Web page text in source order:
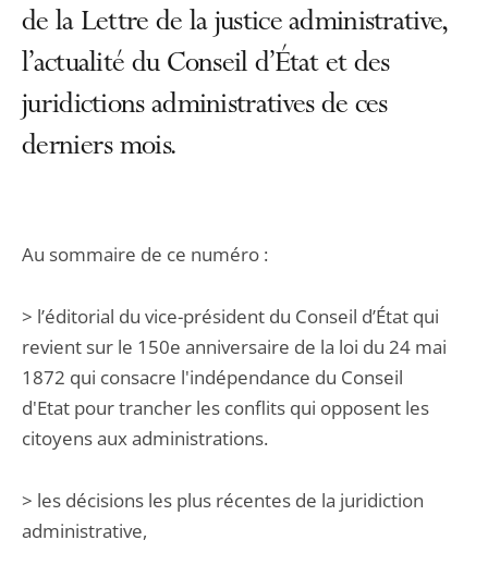
de la Lettre de la justice administrative,
l’actualité du Conseil d’État et des
juridictions administratives de ces
derniers mois.
Au sommaire de ce numéro :
> l’éditorial du vice-président du Conseil d’État qui
revient sur le 150e anniversaire de la loi du 24 mai
1872 qui consacre l'indépendance du Conseil
d'Etat pour trancher les conflits qui opposent les
citoyens aux administrations.
> les décisions les plus récentes de la juridiction
administrative,